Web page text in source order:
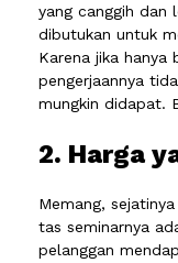
yang canggih dan
dibutukan untuk
Karena jika hanya
pengerjaannya
mungkin didapat.
2. Harga
Memang,
tas seminarnya
pelanggan